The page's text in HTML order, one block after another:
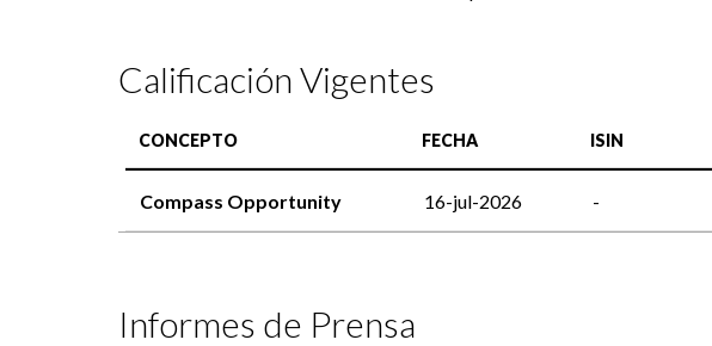
Calificación Vigentes
CONCEPTO FECHA ISIN
Compass Opportunity 16-jul-2026 -
Informes de Prensa